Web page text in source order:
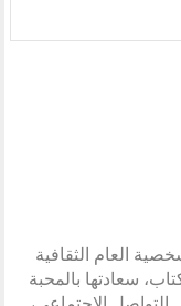
العام الثقافية
سعادتها بالمحبة